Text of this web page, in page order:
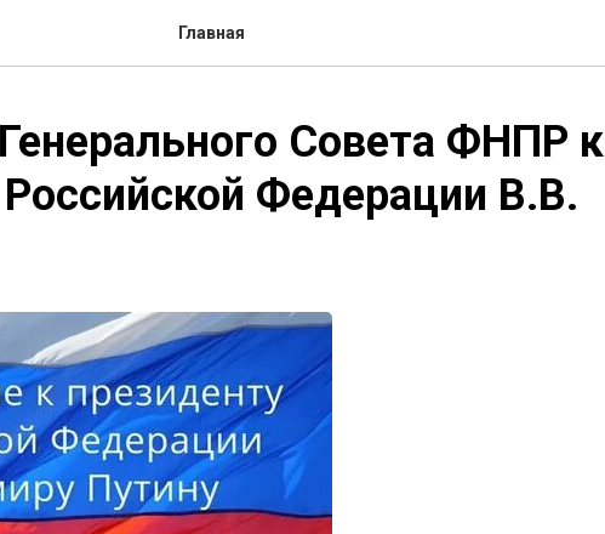
Главная
Совета ФНПР к
Федерации В.В.